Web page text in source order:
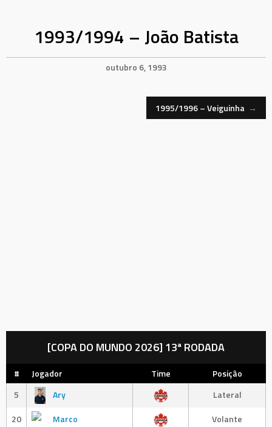
1993/1994 – João Batista
outubro 6, 1993
1995/1996 – Veiguinha →
[COPA DO MUNDO 2026] 13ª RODADA
# Jogador Time
Posição
5
Ary
Lateral
20
Marco Volante